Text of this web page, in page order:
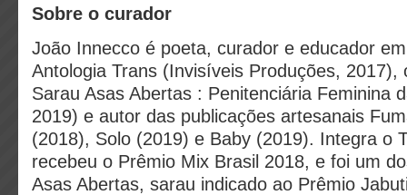
Sobre o curador
João Innecco é poeta, curador e educador
Antologia Trans (Invisíveis Produções, 2017),
Sarau Asas Abertas : Penitenciária Feminina
2019) e autor das publicações artesanais
(2018), Solo (2019) e Baby (2019). Integra o
recebeu o Prêmio Mix Brasil 2018, e foi um
Asas Abertas, sarau indicado ao Prêmio